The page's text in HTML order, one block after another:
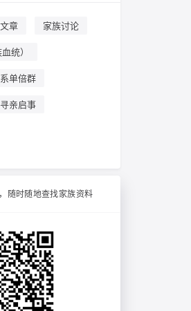
章 家族讨论
统）
单倍群
寻亲启事
随时随地查找家族资料